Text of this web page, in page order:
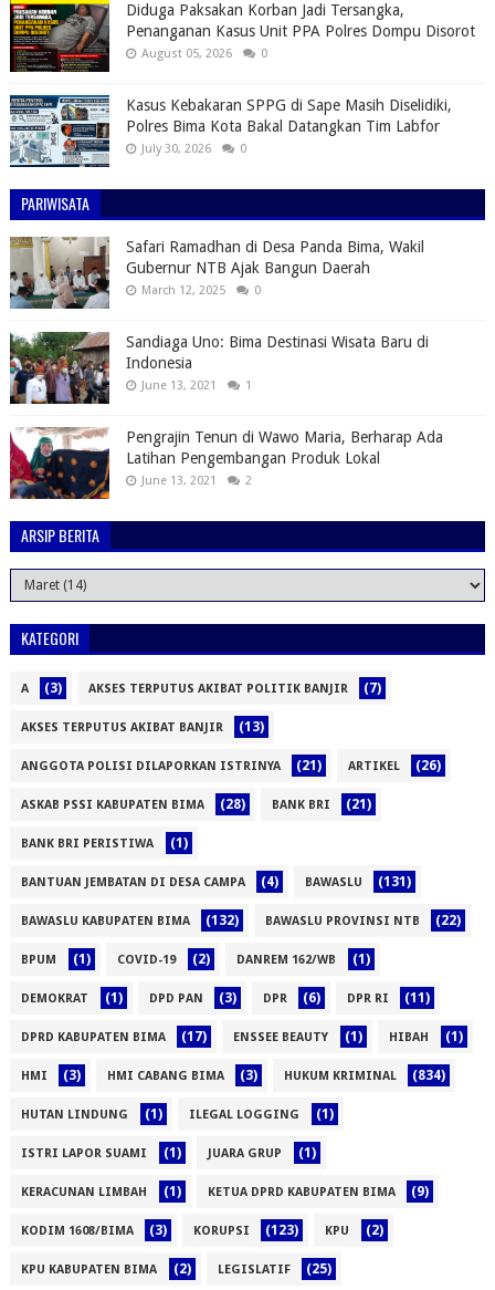
Diduga Paksakan Korban Jadi Tersangka,
Penanganan Kasus Unit PPA Polres Dompu Disorot
August 05, 2026 0
Kasus Kebakaran SPPG di Sape Masih Diselidiki,
Polres Bima Kota Bakal Datangkan Tim Labfor
July 30, 2026 0
PARIWISATA
Safari Ramadhan di Desa Panda Bima, Wakil
Gubernur NTB Ajak Bangun Daerah
March 12, 2025 0
Sandiaga Uno: Bima Destinasi Wisata Baru di
Indonesia
June 13, 2021 1
Pengrajin Tenun di Wawo Maria, Berharap Ada
Latihan Pengembangan Produk Lokal
June 13, 2021 2
ARSIP BERITA
KATEGORI
A (3) AKSES TERPUTUS AKIBAT POLITIK BANJIR (7)
AKSES TERPUTUS AKIBAT BANJIR (13)
ANGGOTA POLISI DILAPORKAN ISTRINYA (21) ARTIKEL (26)
ASKAB PSSI KABUPATEN BIMA (28) BANK BRI (21)
BANK BRI PERISTIWA (1)
BANTUAN JEMBATAN DI DESA CAMPA (4) BAWASLU (131)
BAWASLU KABUPATEN BIMA (132) BAWASLU PROVINSI NTB (22)
BPUM (1) COVID-19 (2) DANREM 162/WB (1)
DEMOKRAT (1) DPD PAN (3) DPR (6) DPR RI (11)
DPRD KABUPATEN BIMA (17) ENSSEE BEAUTY (1) HIBAH (1)
HMI (3) HMI CABANG BIMA (3) HUKUM KRIMINAL (834)
HUTAN LINDUNG (1) ILEGAL LOGGING (1)
ISTRI LAPOR SUAMI (1) JUARA GRUP (1)
KERACUNAN LIMBAH (1) KETUA DPRD KABUPATEN BIMA (9)
KODIM 1608/BIMA (3) KORUPSI (123) KPU (2)
KPU KABUPATEN BIMA (2) LEGISLATIF (25)